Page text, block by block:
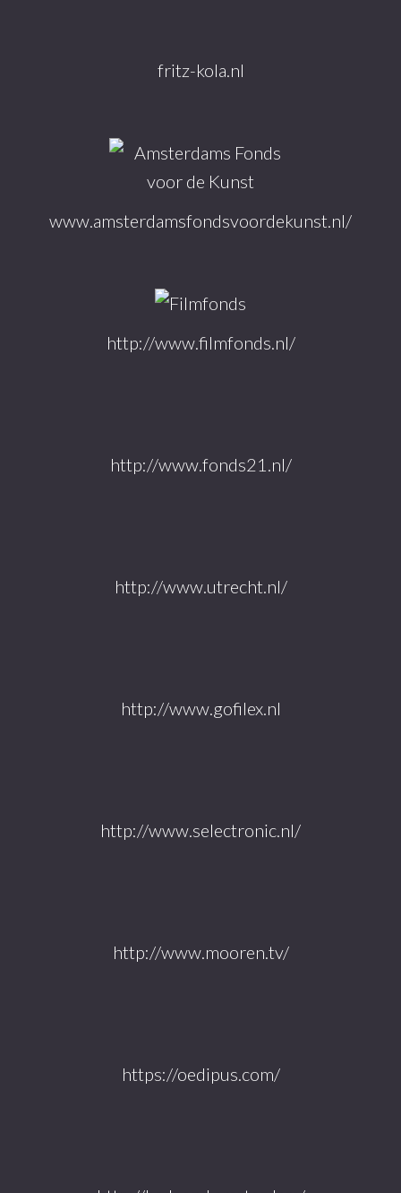
fritz-kola.nl
www.amsterdamsfondsvoordekunst.nl/
http://www.filmfonds.nl/
http://www.fonds21.nl/
http://www.utrecht.nl/
http://www.gofilex.nl
http://www.selectronic.nl/
http://www.mooren.tv/
https://oedipus.com/